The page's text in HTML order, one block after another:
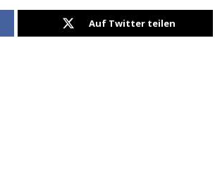
Auf Twitter teilen